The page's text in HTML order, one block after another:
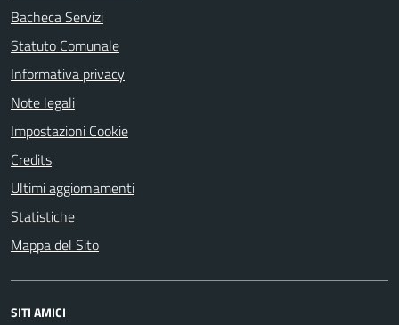
Bacheca Servizi
Statuto Comunale
Informativa privacy
Note legali
Impostazioni Cookie
Credits
Ultimi aggiornamenti
Statistiche
Mappa del Sito
SITI AMICI